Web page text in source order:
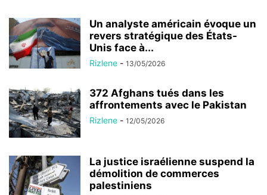
Un analyste américain évoque un
revers stratégique des États-
Unis face à...
Rizlene - 13/05/2026
372 Afghans tués dans les
affrontements avec le Pakistan
Rizlene - 12/05/2026
La justice israélienne suspend la
démolition de commerces
palestiniens